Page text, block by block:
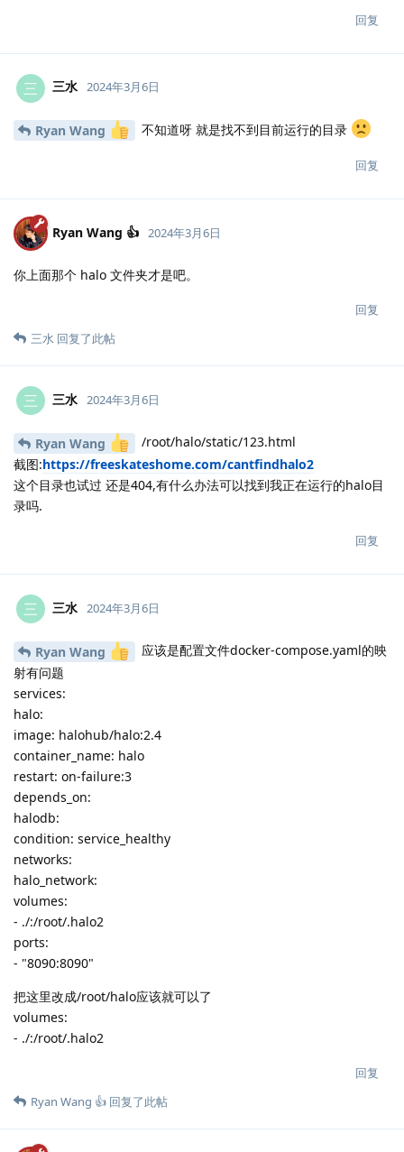
回复
三 三水 2024年3月6日
Ryan Wang 不知道呀 就是找不到目前运行的目录
回复
Ryan Wang 👍 2024年3月6日
你上面那个 halo 文件夹才是吧。
回复
三水 回复了此帖
三 三水 2024年3月6日
Ryan Wang
/root/halo/static/123.html
截图:https://freeskateshome.com/cantfindhalo2
这个目录也试过 还是404,有什么办法可以找到我正在运行的halo目
录吗.
回复
三 三水 2024年3月6日
Ryan Wang
应该是配置文件docker-compose.yaml的映
射有问题
services:
halo:
image: halohub/halo:2.4
container_name: halo
restart: on-failure:3
depends_on:
halodb:
condition: service_healthy
networks:
halo_network:
volumes:
- ./:/root/.halo2
ports:
- "8090:8090"
把这里改成/root/halo应该就可以了
volumes:
- ./:/root/.halo2
回复
Ryan Wang 👍 回复了此帖